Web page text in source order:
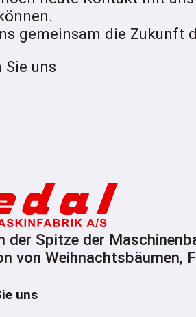
gemeinsam die Zukunft
Sie uns
der Spitze der
von Weihnachtsbäumen,
uns